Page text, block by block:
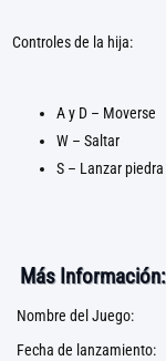
Controles de la hija:
A y D – Moverse
W – Saltar
S – Lanzar piedra
Más Información:
Nombre del Juego:
Fecha de lanzamiento: